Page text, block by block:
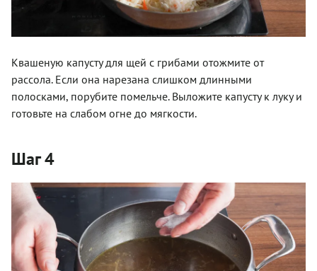
Квашеную капусту для щей с грибами отожмите от
рассола. Если она нарезана слишком длинными
полосками, порубите помельче. Выложите капусту к луку и
готовьте на слабом огне до мягкости.
Шаг 4